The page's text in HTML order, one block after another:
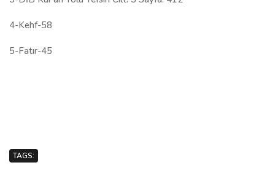
4-Kehf-58
5-Fatır-45
TAGS: